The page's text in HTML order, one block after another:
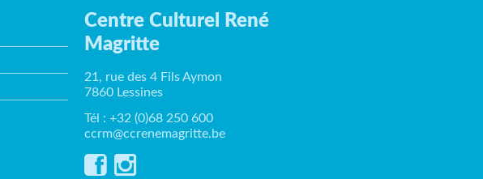
Centre Culturel René
Magritte
21, rue des 4 Fils Aymon
7860 Lessines
Tél : +32 (0)68 250 600
ccrm@ccrenemagritte.be